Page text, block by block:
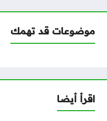
موضوعات قد تهمك
اقرأ أيضا